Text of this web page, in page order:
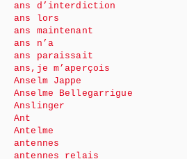
ans d’interdiction
ans lors
ans maintenant
ans n’a
ans paraissait
ans,je m’aperçois
Anselm Jappe
Anselme Bellegarrigue
Anslinger
Ant
Antelme
antennes
antennes relais